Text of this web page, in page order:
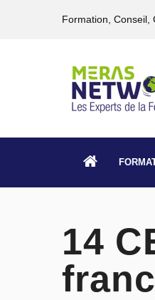
Formation, Conseil,
14